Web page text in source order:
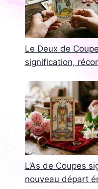
Le Deux de
signification,
L’As de Coupes
nouveau départ